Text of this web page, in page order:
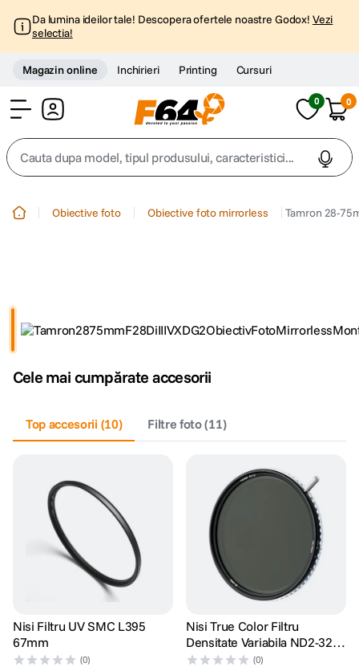
Da lumina ideilor tale! Descopera ofertele noastre Godox! Vezi
selectia!
Magazin online Inchirieri Printing Cursuri
0 0
Cauta dupa model, tipul produsului, caracteristici...
6 lavaliera
card memorie
dji mic mini
dji osmo
Obiective foto Obiective foto mirrorless Tamron 28-
Cele mai cumpărate accesorii
Top accesorii (10) Filtre foto(11)
Nisi Filtru UV SMC L395
67mm
(0)
Nisi True Color Filtru
Densitate Variabila ND2-32
67mm
(0)